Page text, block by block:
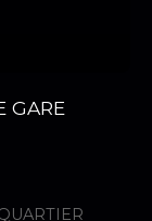
GARE